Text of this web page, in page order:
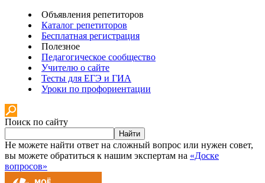
Объявления репетиторов
Каталог репетиторов
Бесплатная регистрация
Полезное
Педагогическое сообщество
Учителю о сайте
Тесты для ЕГЭ и ГИА
Уроки по профориентации
Поиск по сайту
Найти
Не можете найти ответ на сложный вопрос или нужен совет,
вы можете обратиться к нашим экспертам на «Доске
вопросов»